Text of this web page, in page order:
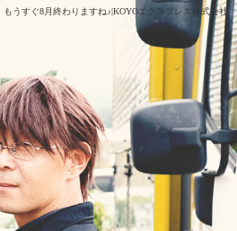
もうすぐ8月終わりますね♪|KOYOエクスプレス株式会社